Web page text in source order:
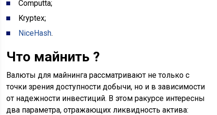
Computta;
Kryptex;
NiceHash.
Что майнить ?
Валюты для майнинга рассматривают не только с
точки зрения доступности добычи, но и в зависимости
от надежности инвестиций. В этом ракурсе интересны
два параметра, отражающих ликвидность актива: